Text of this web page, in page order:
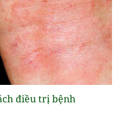
điều trị bệnh